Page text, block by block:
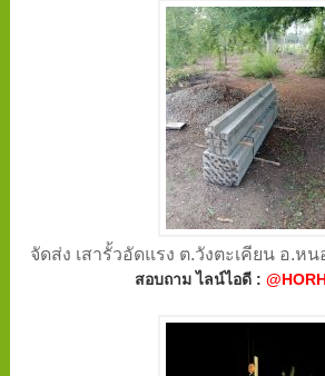
จัดส่ง เสารั้วอัดแรง ต.วังตะเคียน อ.ห
สอบถาม ไลน์ไอดี :